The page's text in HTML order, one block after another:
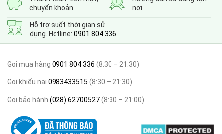
chuyển khoản
nơi
Hỗ trợ suốt thời gian sử
dụng. Hotline: 0901 804 336
Gọi mua hàng 0901 804 336 (8:30 – 21:30)
Gọi khiếu nại 0983433515 (8:30 – 21:30)
Gọi bảo hành (028) 62700527(8:30 – 21:00)